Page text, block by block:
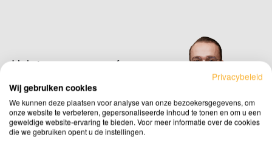
Heb je eenvraagof
kom je ergens niet uit?
Neem contact op
Privacybeleid
Wij gebruiken cookies
We kunnen deze plaatsen voor analyse van onze bezoekersgegevens, om
onze website te verbeteren, gepersonaliseerde inhoud te tonen en om u een
geweldige website-ervaring te bieden. Voor meer informatie over de cookies
die we gebruiken opent u de instellingen.